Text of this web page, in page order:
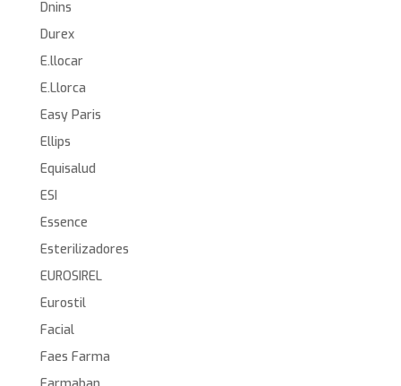
Dnins
Durex
E.llocar
E.Llorca
Easy Paris
Ellips
Equisalud
ESI
Essence
Esterilizadores
EUROSIREL
Eurostil
Facial
Faes Farma